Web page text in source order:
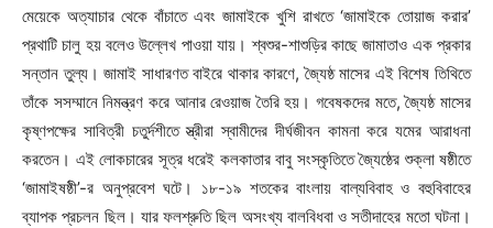
মেয়েকে অত্যাচার থেকে বাঁচাতে এবং জামাইকে খুশি রাখতে ‘জামাইকে তোয়াজ করার’
প্রথাটি চালু হয় বলেও উল্লেখ পাওয়া যায়। শ্বশুর-শাশুড়ির কাছে জামাতাও এক প্রকার
সন্তান তুল্য। জামাই সাধারণত বাইরে থাকার কারণে, জ্যৈষ্ঠ মাসের এই বিশেষ তিথিতে
তাঁকে সসম্মানে নিমন্ত্রণ করে আনার রেওয়াজ তৈরি হয়। গবেষকদের মতে, জ্যৈষ্ঠ মাসের
কৃষ্ণপক্ষের সাবিত্রী চতুর্দশীতে স্ত্রীরা স্বামীদের দীর্ঘজীবন কামনা করে যমের আরাধনা
করতেন। এই লোকচারের সূত্র ধরেই কলকাতার বাবু সংস্কৃতিতে জ্যৈষ্ঠের শুক্লা ষষ্ঠীতে
‘জামাইষষ্ঠী’-র অনুপ্রবেশ ঘটে। ১৮-১৯ শতকের বাংলায় বাল্যবিবাহ ও বহুবিবাহের
ব্যাপক প্রচলন ছিল। যার ফলশ্রুতি ছিল অসংখ্য বালবিধবা ও সতীদাহের মতো ঘটনা।